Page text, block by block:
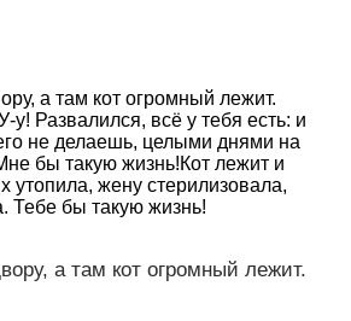
а там кот огромный лежит.
у! Развалился, всё у тебя есть: и
не делаешь, целыми днями на
бы такую жизнь!Кот лежит и
утопила, жену стерилизовала,
Тебе бы такую жизнь!
а там кот огромный лежит.